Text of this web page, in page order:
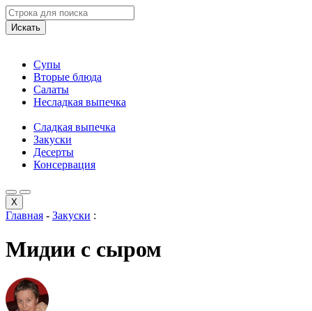
Искать
Супы
Вторые блюда
Салаты
Несладкая выпечка
Сладкая выпечка
Закуски
Десерты
Консервация
X
Главная - Закуски :
Мидии с сыром